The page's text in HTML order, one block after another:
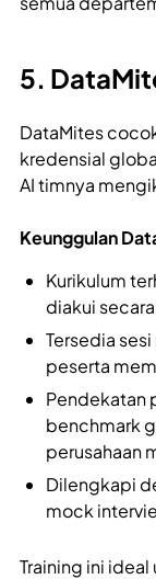
5.
DataMites
kredensial
AI timnya
Keunggulan
Kurikulum
diakui
Tersedia
peserta
Pendekatan
benchmark
perusahaan
Dilengkapi
mock
Training ini